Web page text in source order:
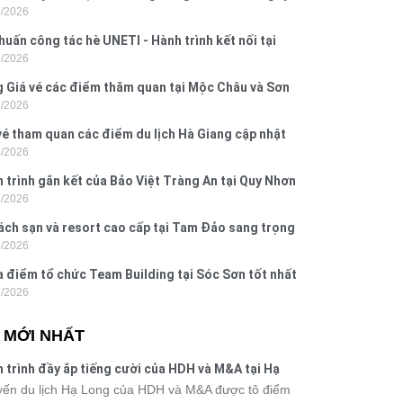
2026
2026
công tác hè UNETI - Hành trình kết nối tại
Đồ Sơn
2026
Giá vé các điểm thăm quan tại Mộc Châu và Sơn
2026
tham quan các điểm du lịch Hà Giang cập nhật
2026
trình gắn kết của Bảo Việt Tràng An tại Quy Nhơn
Yên
2026
sạn và resort cao cấp tại Tam Đảo sang trọng
2026
điểm tổ chức Team Building tại Sóc Sơn tốt nhất
2026
MỚI NHẤT
trình đầy ắp tiếng cười của HDH và M&A tại Hạ
du lịch Hạ Long của HDH và M&A được tô điểm